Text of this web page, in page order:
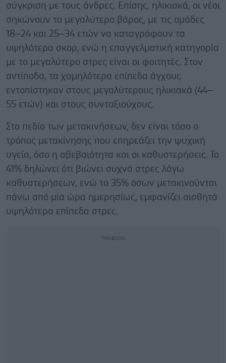
σύγκριση με τους άνδρες. Επίσης, ηλικιακά, οι νέοι
σηκώνουν το μεγαλύτερο βάρος, με τις ομάδες
18–24 και 25–34 ετών να καταγράφουν τα
υψηλότερα σκορ, ενώ η επαγγελματική κατηγορία
με το μεγαλύτερο στρες είναι οι φοιτητές. Στον
αντίποδα, τα χαμηλότερα επίπεδα άγχους
εντοπίστηκαν στους μεγαλύτερους ηλικιακά (44–
55 ετών) και στους συνταξιούχους.
Στο πεδίο των μετακινήσεων, δεν είναι τόσο ο
τρόπος μετακίνησης που επηρεάζει την ψυχική
υγεία, όσο η αβεβαιότητα και οι καθυστερήσεις. Το
41% δηλώνει ότι βιώνει συχνά στρες λόγω
καθυστερήσεων, ενώ το 35% όσων μετακινούνται
πάνω από μία ώρα ημερησίως, εμφανίζει αισθητά
υψηλότερα επίπεδα στρες.